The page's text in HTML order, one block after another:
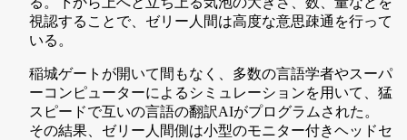
視認することで、ゼリー人間は高度な意思疎通を行って
いる。
稲城ゲートが開いて間もなく、多数の言語学者やスーパ
ーコンピューターによるシミュレーションを用いて、猛
スピードで互いの言語の翻訳AIがプログラムされた。
その結果、ゼリー人間側は小型のモニター付きヘッドセ